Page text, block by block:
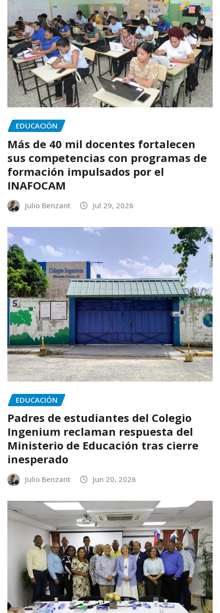
EDUCACIÓN
Más de 40 mil docentes fortalecen
sus competencias con programas de
formación impulsados por el
INAFOCAM
Julio Benzant Jul 29, 2026
EDUCACIÓN
Padres de estudiantes del Colegio
Ingenium reclaman respuesta del
Ministerio de Educación tras cierre
inesperado
Julio Benzant Jun 20, 2026